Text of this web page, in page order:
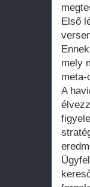
Első
mely
A